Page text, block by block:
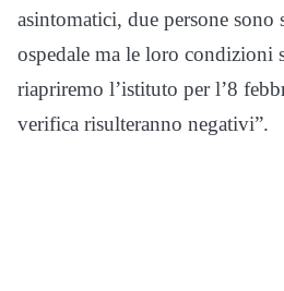
asintomatici, due persone sono
ospedale ma le loro condizioni
riapriremo l’istituto per l’8
verifica risulteranno negativi”.